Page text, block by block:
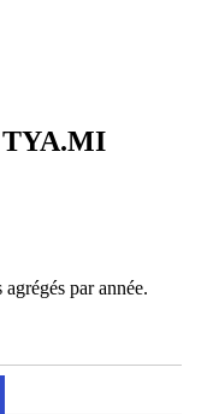
TYA.MI
par année.